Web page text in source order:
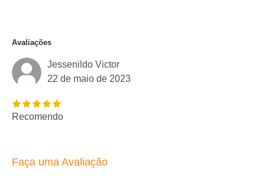
Avaliações
Jessenildo Victor
22 de maio de 2023
Recomendo
Faça uma Avaliação